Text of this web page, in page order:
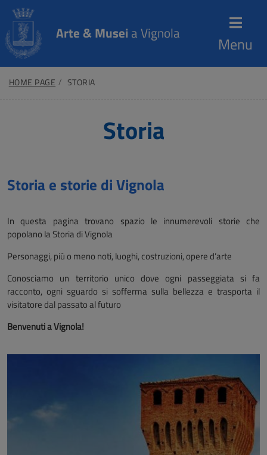
Arte & Musei a Vignola
Menu
HOME PAGE STORIA
Storia
Storia e storie di Vignola
In questa pagina trovano spazio le innumerevoli storie che
popolano la Storia di Vignola
Personaggi, più o meno noti, luoghi, costruzioni, opere d’arte
Conosciamo un territorio unico dove ogni passeggiata si fa
racconto, ogni sguardo si sofferma sulla bellezza e trasporta il
visitatore dal passato al futuro
Benvenuti a Vignola!